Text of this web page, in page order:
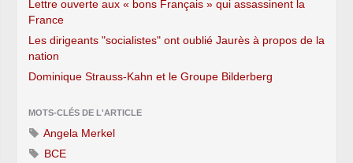
Lettre ouverte aux « bons Français » qui assassinent la
France
Les dirigeants "socialistes" ont oublié Jaurès à propos de la
nation
Dominique Strauss-Kahn et le Groupe Bilderberg
MOTS-CLÉS DE L'ARTICLE
Angela Merkel
BCE